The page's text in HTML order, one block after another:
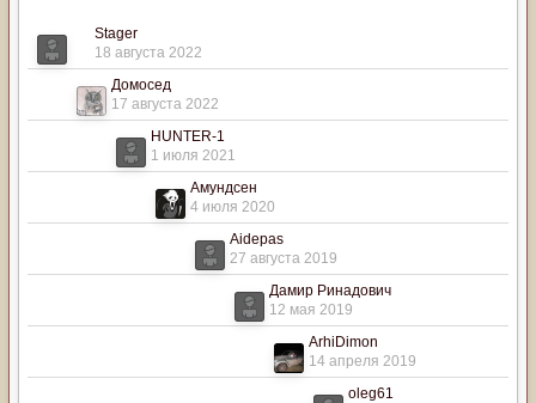
Stager
18 августа 2022
Домосед
17 августа 2022
HUNTER-1
1 июля 2021
Амундсен
4 июля 2020
Aidepas
27 августа 2019
Дамир Ринадович
12 мая 2019
ArhiDimon
14 апреля 2019
oleg61